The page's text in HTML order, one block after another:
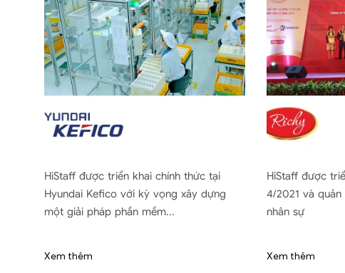
HiStaff được triển khai chính thức tại
Hyundai Kefico với kỳ vọng xây dựng
một giải pháp phần mềm...
Xem thêm
HiStaff được
4/2021 và
nhân sự
Xem thêm